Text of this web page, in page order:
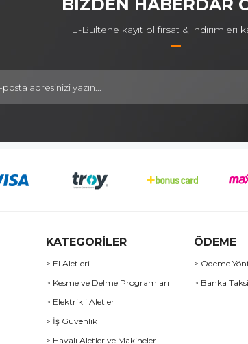
BİZDEN HABERDAR
E-Bültene kayıt ol fırsat & indirimleri
KATEGORİLER
> El Aletleri
> Kesme ve Delme Programları
> Elektrikli Aletler
> İş Güvenlik
> Havalı Aletler ve Makineler
ÖDEME
> Ödeme
> Banka